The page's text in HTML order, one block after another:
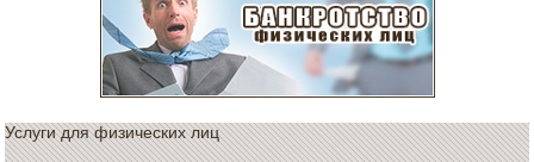
Услуги для физических лиц